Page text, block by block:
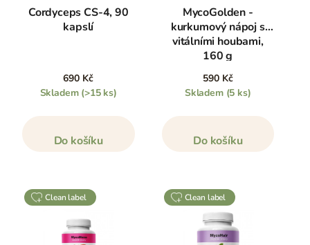
Cordyceps CS-4, 90
kapslí
690 Kč
Skladem (>15 ks)
Do košíku
MycoGolden -
kurkumový nápoj s
vitálními houbami,
160 g
590 Kč
Skladem (5 ks)
Do košíku
clean label clean label